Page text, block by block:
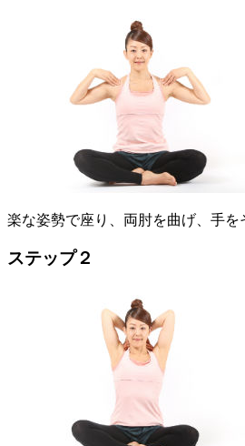
楽な姿勢で座り、両肘を曲げ、手を
ステップ２